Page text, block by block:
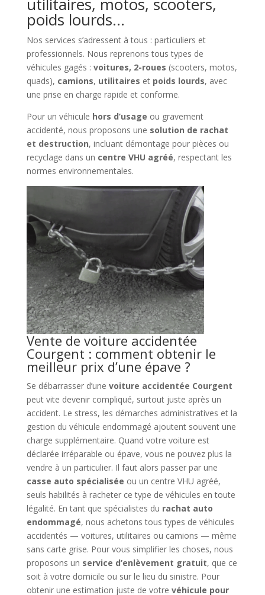
poids lourds…
Nos services s’adressent à tous : particuliers et
professionnels. Nous reprenons tous types de
véhicules gagés : voitures, 2-roues (scooters, motos,
quads), camions, utilitaires et poids lourds, avec
une prise en charge rapide et conforme.
Pour un véhicule hors d’usage ou gravement
accidenté, nous proposons une solution de rachat
et destruction, incluant démontage pour pièces ou
recyclage dans un centre VHU agréé, respectant les
normes environnementales.
Vente de voiture accidentée
Courgent : comment obtenir le
meilleur prix d’une épave ?
Se débarrasser d’une voiture accidentée Courgent
peut vite devenir compliqué, surtout juste après un
accident. Le stress, les démarches administratives et la
gestion du véhicule endommagé ajoutent souvent une
charge supplémentaire. Quand votre voiture est
déclarée irréparable ou épave, vous ne pouvez plus la
vendre à un particulier. Il faut alors passer par une
casse auto spécialisée ou un centre VHU agréé,
seuls habilités à racheter ce type de véhicules en toute
légalité. En tant que spécialistes du rachat auto
endommagé, nous achetons tous types de véhicules
accidentés — voitures, utilitaires ou camions — même
sans carte grise. Pour vous simplifier les choses, nous
proposons un service d’enlèvement gratuit, que ce
soit à votre domicile ou sur le lieu du sinistre. Pour
obtenir une estimation juste de votre véhicule pour